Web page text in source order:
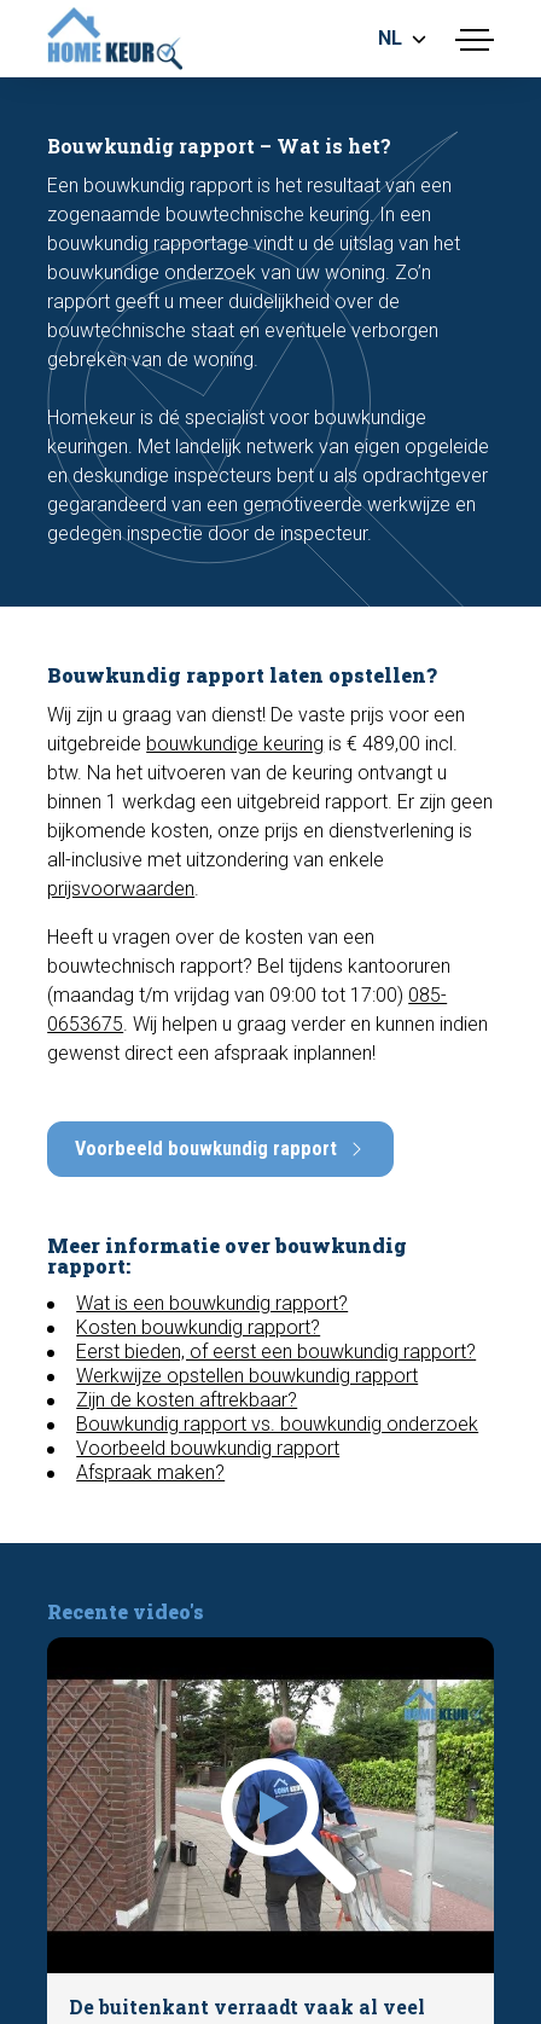
menu
BOUWKUNDIGE KEURING
MEETRAPPORT
FUNDERINGSRISICO ONDERZOEK
NL
Maak een afspraak
Bel nu
Bouwkundig rapport – Wat is het?
Een bouwkundig rapport is het resultaat van een
zogenaamde bouwtechnische keuring. In een
bouwkundig rapportage vindt u de uitslag van het
bouwkundige onderzoek van uw woning. Zo’n
rapport geeft u meer duidelijkheid over de
bouwtechnische staat en eventuele verborgen
gebreken van de woning.
Homekeur is dé specialist voor bouwkundige
keuringen. Met landelijk netwerk van eigen opgeleide
en deskundige inspecteurs bent u als opdrachtgever
gegarandeerd van een gemotiveerde werkwijze en
gedegen inspectie door de inspecteur.
Bouwkundig rapport laten opstellen?
Wij zijn u graag van dienst! De vaste prijs voor een
uitgebreide bouwkundige keuring is € 489,00 incl.
btw. Na het uitvoeren van de keuring ontvangt u
binnen 1 werkdag een uitgebreid rapport. Er zijn geen
bijkomende kosten, onze prijs en dienstverlening is
all-inclusive met uitzondering van enkele
prijsvoorwaarden.
Heeft u vragen over de kosten van een
bouwtechnisch rapport? Bel tijdens kantooruren
(maandag t/m vrijdag van 09:00 tot 17:00) 085-
0653675. Wij helpen u graag verder en kunnen indien
gewenst direct een afspraak inplannen!
Voorbeeld bouwkundig rapport
Meer informatie over bouwkundig
rapport:
Wat is een bouwkundig rapport?
Kosten bouwkundig rapport?
Eerst bieden, of eerst een bouwkundig rapport?
Werkwijze opstellen bouwkundig rapport
Zijn de kosten aftrekbaar?
Bouwkundig rapport vs. bouwkundig onderzoek
Voorbeeld bouwkundig rapport
Afspraak maken?
Recente video's
De buitenkant verraadt vaak al veel